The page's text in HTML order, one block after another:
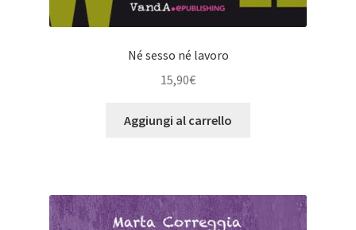
Né sesso né lavoro
15,90€
Aggiungi al carrello